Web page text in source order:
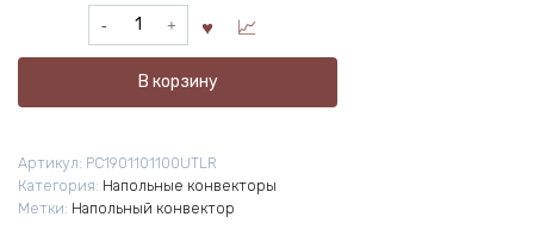
Количество
товара
конвектор
190-
110-
1100
В корзину
Артикул: PC1901101100UTLR
Категория: Напольные конвекторы
Метки: Напольный конвектор